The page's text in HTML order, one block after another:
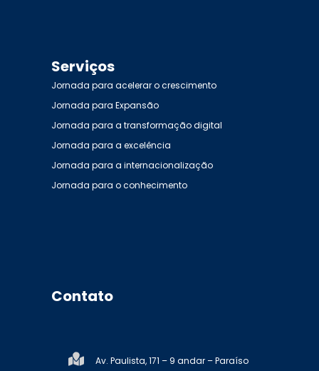
Serviços
Jornada para acelerar o crescimento
Jornada para Expansão
Jornada para a transformação digital
Jornada para a excelência
Jornada para a internacionalização
Jornada para o conhecimento
Contato
Av. Paulista, 171 – 9 andar – Paraíso